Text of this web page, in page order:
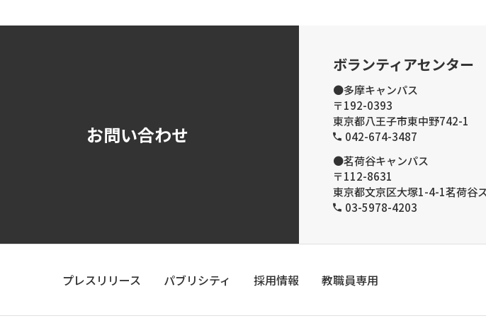
お問い合わせ
ボランティアセンター
●多摩キャンパス
〒192-0393
東京都八王子市東中野742-1
042-674-3487
●茗荷谷キャンパス
〒112-8631
東京都文京区大塚1-4-1茗荷谷
03-5978-4203
プレスリリース パブリシティ 採用情報 教職員専用